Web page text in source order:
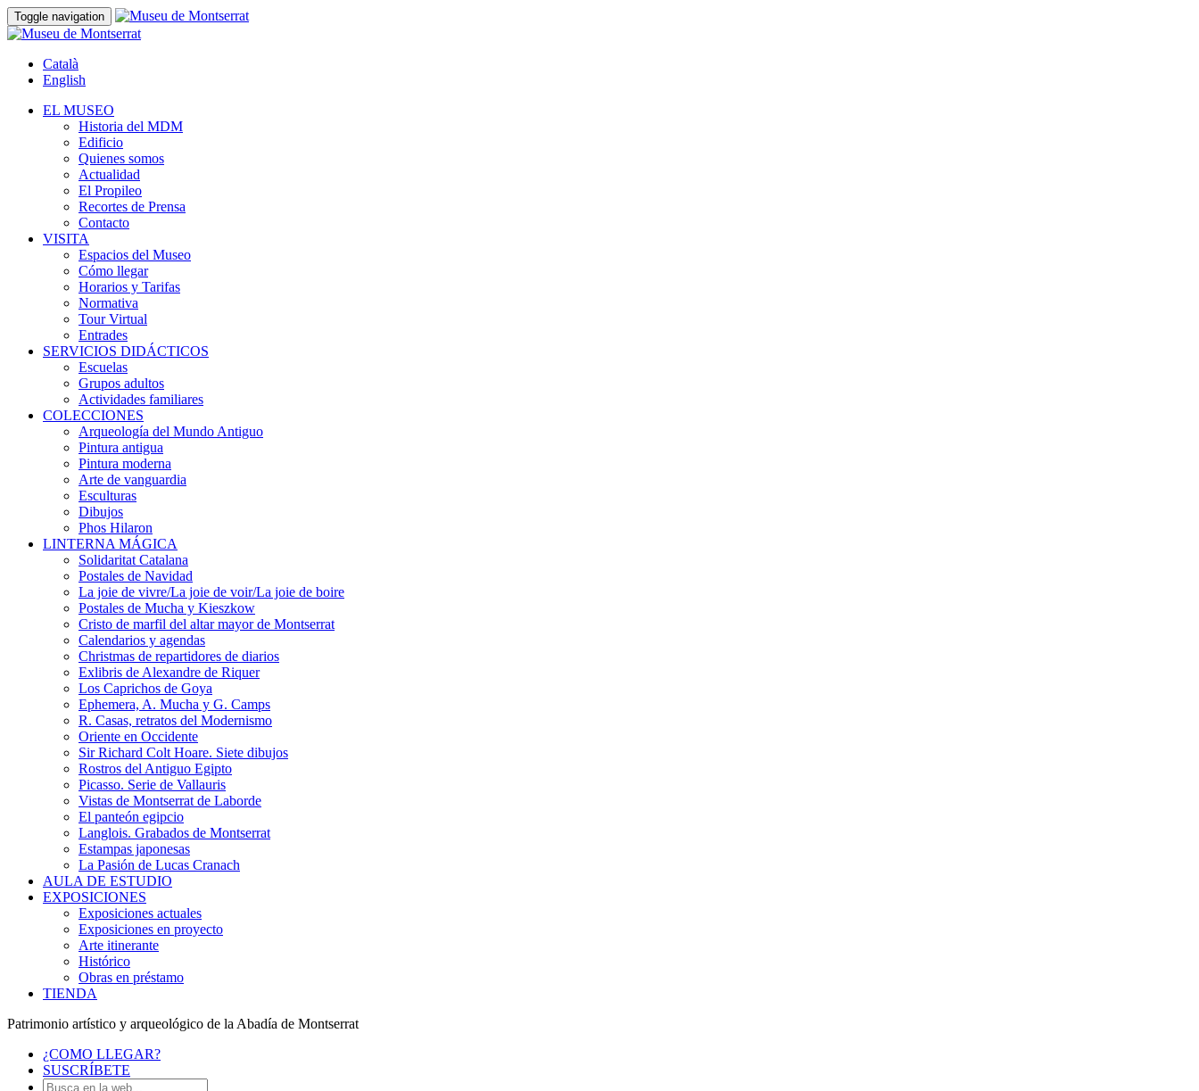
Toggle navigation
Català
English
EL MUSEO
Historia del MDM
Edificio
Quienes somos
Actualidad
El Propileo
Recortes de Prensa
Contacto
VISITA
Espacios del Museo
Cómo llegar
Horarios y Tarifas
Normativa
Tour Virtual
Entrades
SERVICIOS DIDÁCTICOS
Escuelas
Grupos adultos
Actividades familiares
COLECCIONES
Arqueología del Mundo Antiguo
Pintura antigua
Pintura moderna
Arte de vanguardia
Esculturas
Dibujos
Phos Hilaron
LINTERNA MÁGICA
Solidaritat Catalana
Postales de Navidad
La joie de vivre/La joie de voir/La joie de boire
Postales de Mucha y Kieszkow
Cristo de marfil del altar mayor de Montserrat
Calendarios y agendas
Christmas de repartidores de diarios
Exlibris de Alexandre de Riquer
Los Caprichos de Goya
Ephemera, A. Mucha y G. Camps
R. Casas, retratos del Modernismo
Oriente en Occidente
Sir Richard Colt Hoare. Siete dibujos
Rostros del Antiguo Egipto
Picasso. Serie de Vallauris
Vistas de Montserrat de Laborde
El panteón egipcio
Langlois. Grabados de Montserrat
Estampas japonesas
La Pasión de Lucas Cranach
AULA DE ESTUDIO
EXPOSICIONES
Exposiciones actuales
Exposiciones en proyecto
Arte itinerante
Histórico
Obras en préstamo
TIENDA
Patrimonio artístico y arqueológico de la Abadía de Montserrat
¿COMO LLEGAR?
SUSCRÍBETE